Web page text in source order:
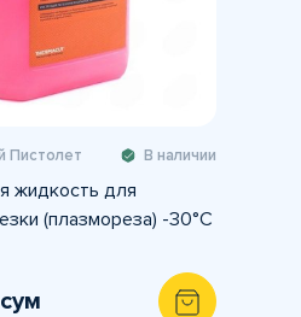
Пистолет В наличии
жидкость для
(плазмореза) -30°C